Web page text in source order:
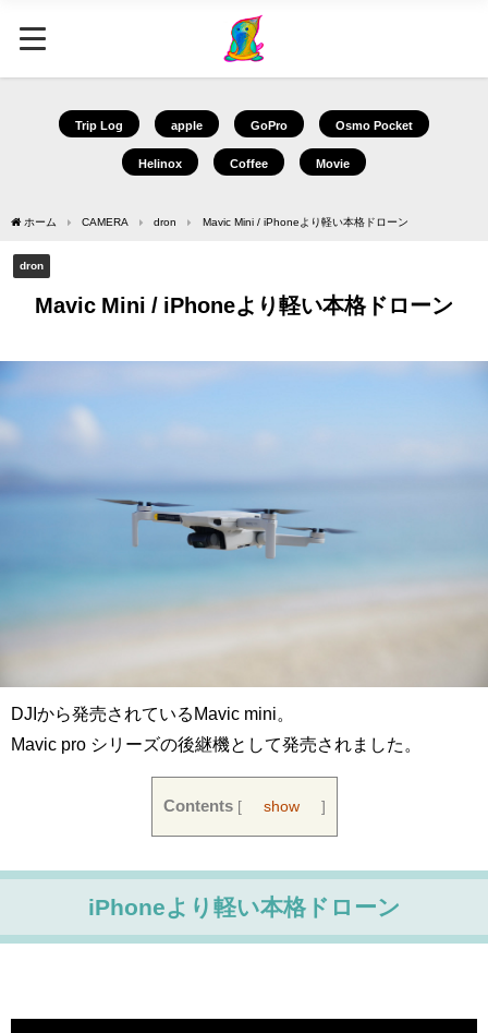
Trip Log apple GoPro Osmo Pocket
Helinox Coffee Movie
ホーム CAMERA dron Mavic Mini / iPhoneより軽い本格ドローン
dron
Mavic Mini / iPhoneより軽い本格ドローン
DJIから発売されているMavic mini。
Mavic pro シリーズの後継機として発売されました。
Contents [ show ]
iPhoneより軽い本格ドローン